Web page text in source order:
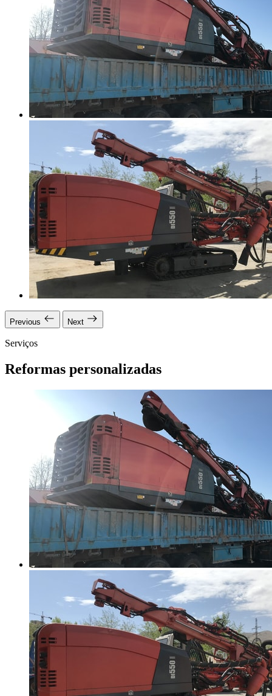
Previous Next
Serviços
Reformas personalizadas